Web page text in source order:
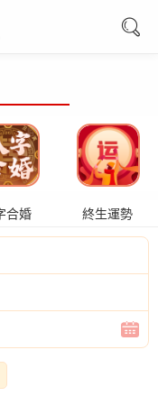
合婚 終生運勢